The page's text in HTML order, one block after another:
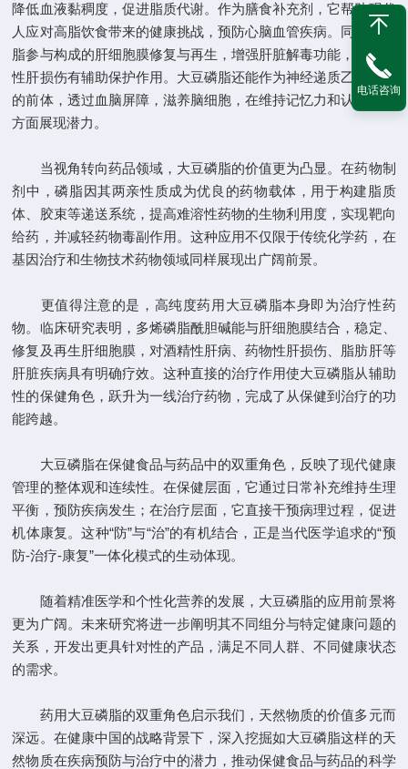
降低血液黏稠度，促进脂质代谢。作为膳食补充剂，它帮助现代
人应对高脂饮食带来的健康挑战，预防心脑血管疾病。同时，磷
脂参与构成的肝细胞膜修复与再生，增强肝脏解毒功能，对化学
性肝损伤有辅助保护作用。大豆磷脂还能作为神经递质乙酰胆碱
的前体，透过血脑屏障，滋养脑细胞，在维持记忆力和认知功能
方面展现潜力。
当视角转向药品领域，大豆磷脂的价值更为凸显。在药物制
剂中，磷脂因其两亲性质成为优良的药物载体，用于构建脂质
体、胶束等递送系统，提高难溶性药物的生物利用度，实现靶向
给药，并减轻药物毒副作用。这种应用不仅限于传统化学药，在
基因治疗和生物技术药物领域同样展现出广阔前景。
更值得注意的是，高纯度药用大豆磷脂本身即为治疗性药
物。临床研究表明，多烯磷脂酰胆碱能与肝细胞膜结合，稳定、
修复及再生肝细胞膜，对酒精性肝病、药物性肝损伤、脂肪肝等
肝脏疾病具有明确疗效。这种直接的治疗作用使大豆磷脂从辅助
性的保健角色，跃升为一线治疗药物，完成了从保健到治疗的功
能跨越。
大豆磷脂在保健食品与药品中的双重角色，反映了现代健康
管理的整体观和连续性。在保健层面，它通过日常补充维持生理
平衡，预防疾病发生；在治疗层面，它直接干预病理过程，促进
机体康复。这种“防”与“治”的有机结合，正是当代医学追求的“预
防-治疗-康复”一体化模式的生动体现。
随着精准医学和个性化营养的发展，大豆磷脂的应用前景将
更为广阔。未来研究将进一步阐明其不同组分与特定健康问题的
关系，开发出更具针对性的产品，满足不同人群、不同健康状态
的需求。
药用大豆磷脂的双重角色启示我们，天然物质的价值多元而
深远。在健康中国的战略背景下，深入挖掘如大豆磷脂这样的天
然物质在疾病预防与治疗中的潜力，推动保健食品与药品的科学
电话咨询